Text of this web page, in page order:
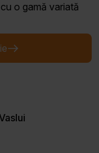
o gamă variată